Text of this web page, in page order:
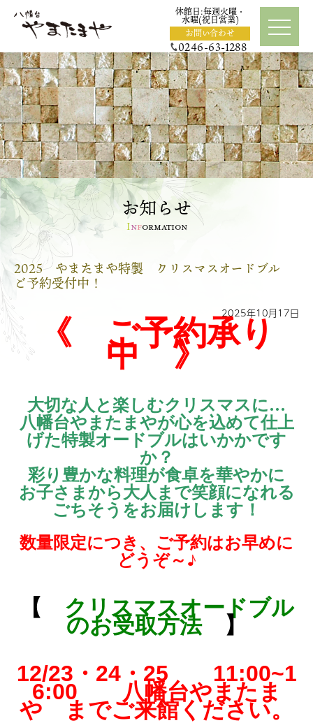
t
o
g
g
l
e
n
a
v
i
g
a
t
i
o
n
休館日:毎週火曜・
水曜(祝日営業)
お問い合わせ
0246-63-1288
お知らせ
Information
2025 やまたまや特製 クリスマスオードブル
ご予約受付中！
2025年10月17日
《 ご予約承り
中 》
大切な人と楽しむクリスマスに…
八幡台やまたまやが心を込めて仕上
げた特製オードブルはいかかです
か？
彩り豊かな料理が食卓を華やかに
お子さまから大人まで笑顔になれる
ごちそうをお届けします！
数量限定につき、ご予約はお早めに
どうぞ～♪
【 クリスマスオードブル
のお受取方法】
12/23・24・25 11:00~1
6:00 八幡台やまたま
や までご来館ください。